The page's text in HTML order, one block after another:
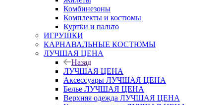
Комбинезоны
Комплекты и костюмы
Куртки и пальто
ИГРУШКИ
КАРНАВАЛЬНЫЕ КОСТЮМЫ
ЛУЧШАЯ ЦЕНА
Назад
ЛУЧШАЯ ЦЕНА
Аксессуары ЛУЧШАЯ ЦЕНА
Белье ЛУЧШАЯ ЦЕНА
Верхняя одежда ЛУЧШАЯ ЦЕНА